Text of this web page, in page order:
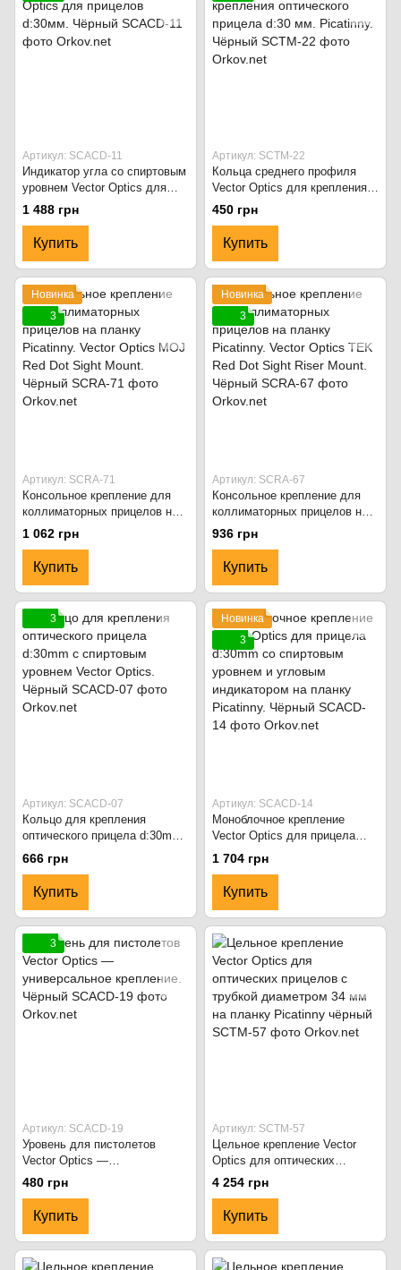
Артикул: SCACD-11
Индикатор угла со спиртовым
уровнем Vector Optics для
прицелов d:30мм. Чёрный
1 488 грн
Купить
Артикул: SCTM-22
Кольца среднего профиля
Vector Optics для крепления
оптического прицела d:30 мм.
Picatinny. Чёрный
450 грн
Купить
Новинка
3
Артикул: SCRA-71
Консольное крепление для
коллиматорных прицелов на
планку Picatinny. Vector Optics
MOJ Red Dot Sight Mount.
Чёрный
1 062 грн
Купить
Новинка
3
Артикул: SCRA-67
Консольное крепление для
коллиматорных прицелов на
планку Picatinny. Vector Optics
TEK Red Dot Sight Riser
Mount. Чёрный
936 грн
Купить
3
Артикул: SCACD-07
Кольцо для крепления
оптического прицела d:30mm
с спиртовым уровнем Vector
Optics. Чёрный
666 грн
Купить
Новинка
3
Артикул: SCACD-14
Моноблочное крепление
Vector Optics для прицела
d:30mm со спиртовым
уровнем и угловым
индикатором на планку
Picatinny. Чёрный
1 704 грн
Купить
3
Артикул: SCACD-19
Уровень для пистолетов
Vector Optics —
универсальное крепление.
Чёрный
480 грн
Купить
Артикул: SCTM-57
Цельное крепление Vector
Optics для оптических
прицелов с трубкой
диаметром 34 мм на планку
Picatinny чёрный
4 254 грн
Купить